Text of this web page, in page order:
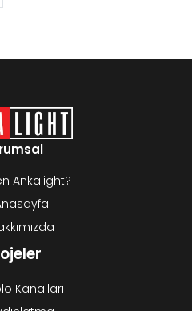
Ankalight?
Kanalları